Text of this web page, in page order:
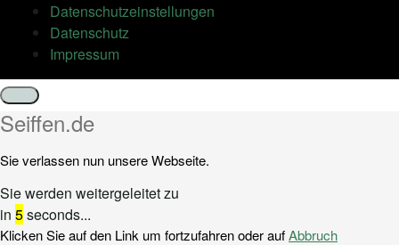
Datenschutz­einstellungen
Datenschutz
Impressum
Schließen
Seiffen.de
Sie verlassen nun unsere Webseite.
Sie werden weitergeleitet zu
in 5seconds...
Klicken Sie auf den Link um fortzufahren oder aufAbbruch